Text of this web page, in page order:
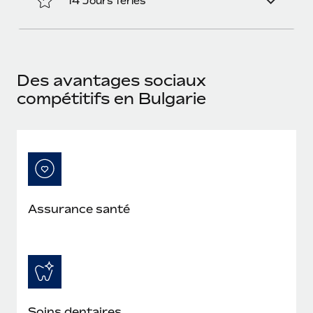
En savoir plus
Des avantages sociaux
compétitifs en Bulgarie
Assurance santé